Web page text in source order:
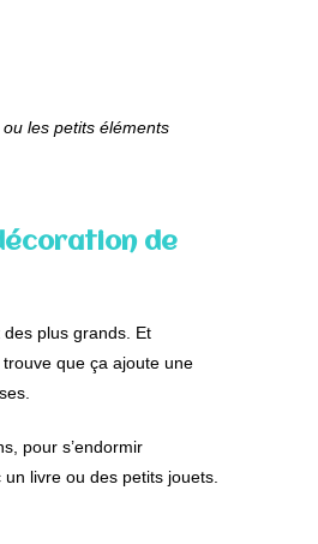
les petits éléments
de
des plus grands. Et
que ça ajoute une
pour s’endormir
livre ou des petits jouets.